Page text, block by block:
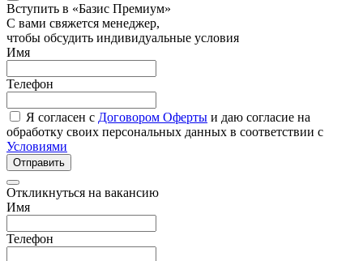
Вступить в «Базис Премиум»
С вами свяжется менеджер,
чтобы обсудить индивидуальные условия
Имя
Телефон
Я согласен с Договором Оферты и даю согласие на
обработку своих персональных данных в соответствии с
Условиями
Отправить
Откликнуться на вакансию
Имя
Телефон